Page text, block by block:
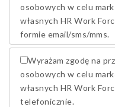
osobowych w celu
własnych HR Work
formie email/sms/mms.
Wyrażam zgodę na
osobowych w celu
własnych HR Work
telefonicznie.